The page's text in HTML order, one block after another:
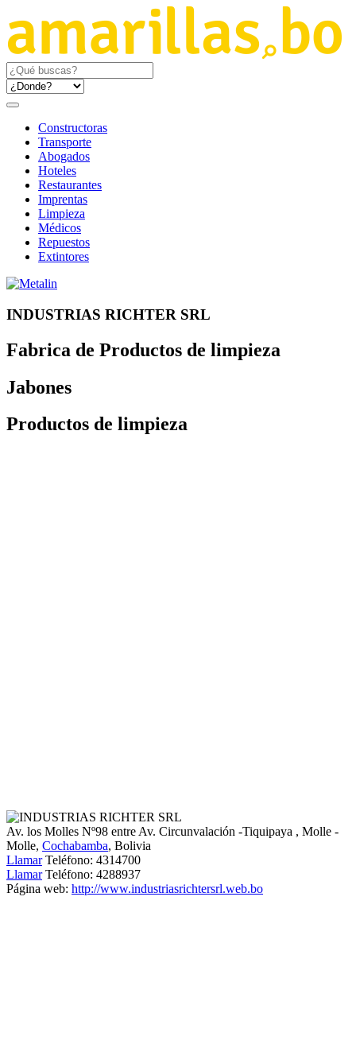
Constructoras
Transporte
Abogados
Hoteles
Restaurantes
Imprentas
Limpieza
Médicos
Repuestos
Extintores
INDUSTRIAS RICHTER SRL
Fabrica de Productos de limpieza
Jabones
Productos de limpieza
Av. los Molles Nº98 entre Av. Circunvalación -Tiquipaya , Molle -
Molle, Cochabamba, Bolivia
Llamar Teléfono: 4314700
Llamar Teléfono: 4288937
Página web: http://www.industriasrichtersrl.web.bo